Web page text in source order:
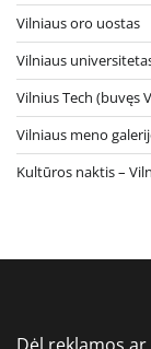
Vilniaus oro uostas
Vilniaus
Vilnius Tech (buvęs
Vilniaus meno
Kultūros naktis –